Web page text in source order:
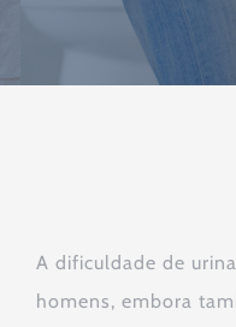
A dificuldade de
homens, embora